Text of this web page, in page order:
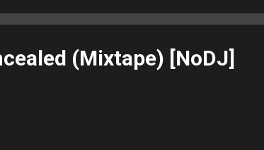
com a mente alheia. Das colheitas nois
(Mixtape) [NoDJ]